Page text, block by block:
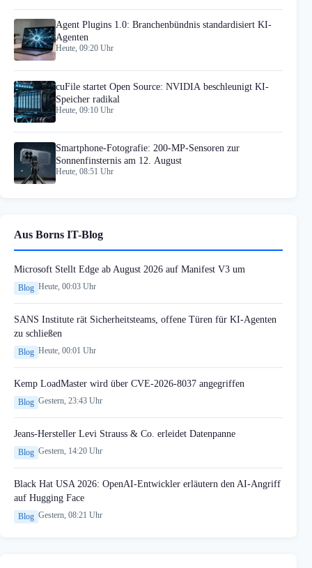
Agent Plugins 1.0: Branchenbündnis standardisiert KI-
Agenten
Heute, 09:20 Uhr
cuFile startet Open Source: NVIDIA beschleunigt KI-
Speicher radikal
Heute, 09:10 Uhr
Smartphone-Fotografie: 200-MP-Sensoren zur
Sonnenfinsternis am 12. August
Heute, 08:51 Uhr
Aus Borns IT-Blog
Microsoft Stellt Edge ab August 2026 auf Manifest V3 um
Blog Heute, 00:03 Uhr
SANS Institute rät Sicherheitsteams, offene Türen für KI-Agenten
zu schließen
Blog Heute, 00:01 Uhr
Kemp LoadMaster wird über CVE-2026-8037 angegriffen
Blog Gestern, 23:43 Uhr
Jeans-Hersteller Levi Strauss & Co. erleidet Datenpanne
Blog Gestern, 14:20 Uhr
Black Hat USA 2026: OpenAI-Entwickler erläutern den AI-Angriff
auf Hugging Face
Blog Gestern, 08:21 Uhr